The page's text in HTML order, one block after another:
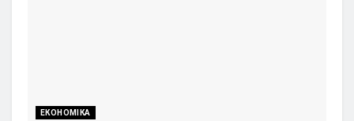
ЕКОНОМІКА